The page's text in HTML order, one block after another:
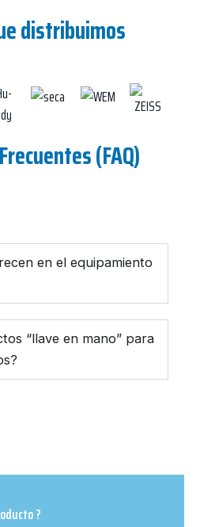
distribuimos
(FAQ)
en el equipamiento
“llave en mano” para
?